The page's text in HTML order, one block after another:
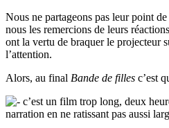
Nous ne partageons pas leur point
nous les remercions de leurs
ont la vertu de braquer le projecteur
l’attention.
Alors, au final Bande de filles c’est
c’est un film trop long, deux
narration en ne ratissant pas aussi